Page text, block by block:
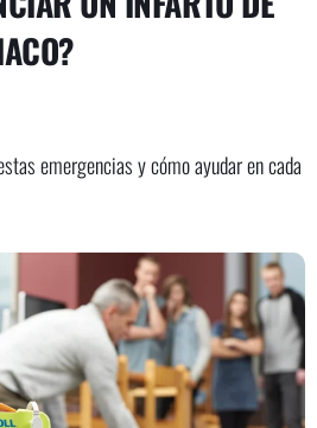
emergencias y cómo ayudar en cada